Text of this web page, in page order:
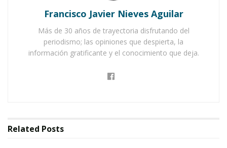
Francisco Javier Nieves Aguilar
Más de 30 años de trayectoria disfrutando del
periodismo; las opiniones que despierta, la
información gratificante y el conocimiento que deja.
Related Posts